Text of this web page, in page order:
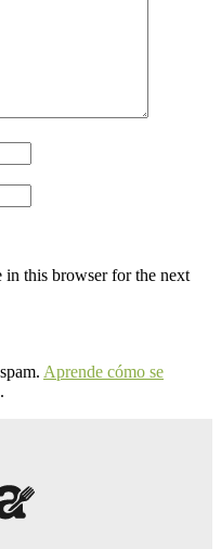
in this browser for the next
Aprende cómo se
.